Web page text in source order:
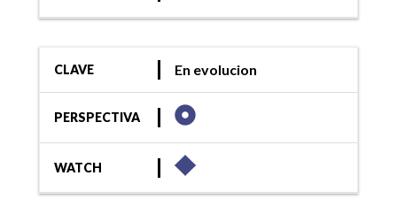
CLAVE En evolucion
PERSPECTIVA
WATCH